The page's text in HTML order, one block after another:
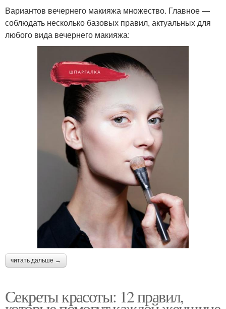
Вариантов вечернего макияжа множество. Главное —
соблюдать несколько базовых правил, актуальных для
любого вида вечернего макияжа:
читать дальше →
Секреты красоты: 12 правил,